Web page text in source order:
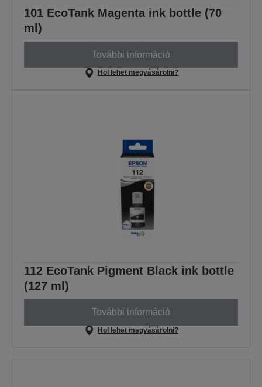
101 EcoTank Magenta ink bottle (70
ml)
További információ
Hol lehet megvásárolni?
112 EcoTank Pigment Black ink bottle
(127 ml)
További információ
Hol lehet megvásárolni?